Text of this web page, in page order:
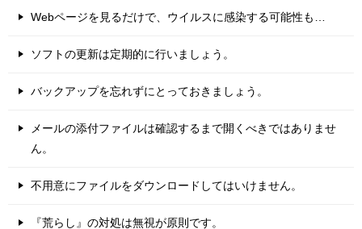
Webページを見るだけで、ウイルスに感染する可能性も…
ソフトの更新は定期的に行いましょう。
バックアップを忘れずにとっておきましょう。
メールの添付ファイルは確認するまで開くべきではありませ
ん。
不用意にファイルをダウンロードしてはいけません。
『荒らし』の対処は無視が原則です。